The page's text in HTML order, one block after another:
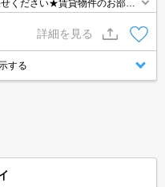
ください★賃貸物件のお部屋
詳細を見る
する